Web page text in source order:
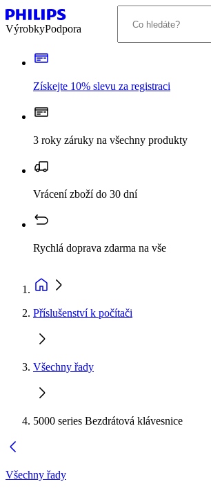
VýrobkyPodpora
Získejte 10% slevu za registraci
3 roky záruky na všechny produkty
Vrácení zboží do 30 dní
Rychlá doprava zdarma na vše
Příslušenství k počítači
Všechny řady
5000 series Bezdrátová klávesnice
Všechny řady